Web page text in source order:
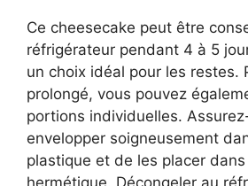
Ce cheesecake peut être
réfrigérateur pendant 4 à 5
un choix idéal pour les restes.
prolongé, vous pouvez
portions individuelles.
envelopper soigneusement
plastique et de les placer
hermétique. Décongeler au